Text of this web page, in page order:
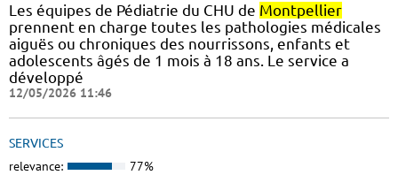
Les équipes de Pédiatrie du CHU de Montpellier
prennent en charge toutes les pathologies médicales
aiguës ou chroniques des nourrissons, enfants et
adolescents âgés de 1 mois à 18 ans. Le service a
développé
12/05/2026 11:46
SERVICES
relevance: 77%